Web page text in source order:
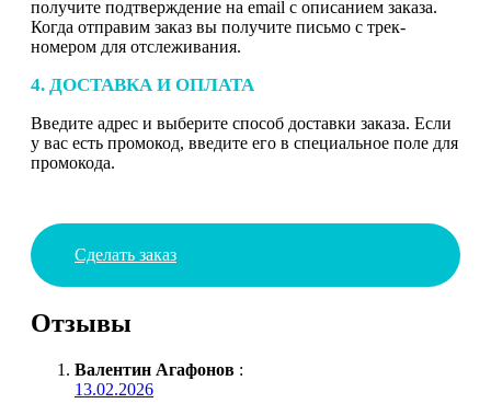
получите подтверждение на email с описанием заказа.
Когда отправим заказ вы получите письмо с трек-
номером для отслеживания.
4. ДОСТАВКА И ОПЛАТА
Введите адрес и выберите способ доставки заказа. Если
у вас есть промокод, введите его в специальное поле для
промокода.
Сделать заказ
Отзывы
Валентин Агафонов :
13.02.2026